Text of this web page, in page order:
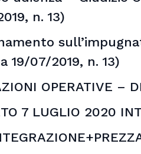
n. 13)
19/07/2019, n. 13)
OPERATIVE –
7 LUGLIO 2020